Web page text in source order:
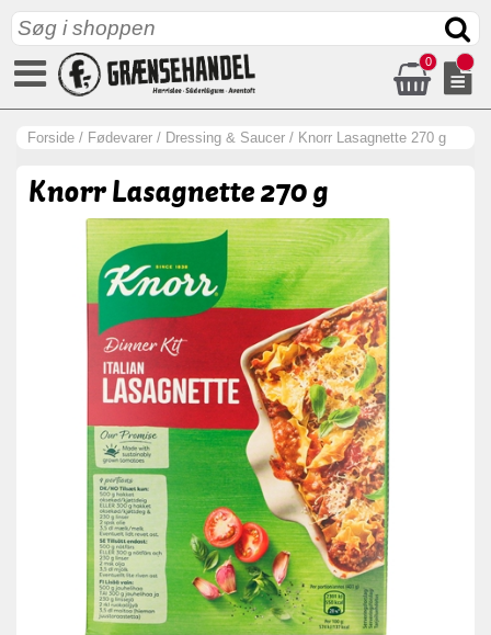
0
Forside / Fødevarer / Dressing & Saucer / Knorr Lasagnette 270 g
Knorr Lasagnette 270 g